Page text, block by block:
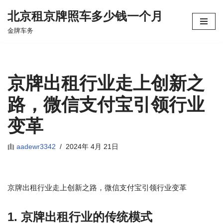
跳
北京租京牌照车多少钱一个月
金牌车务
京牌出租行业走上创新之
路，微信支付宝引领行业
变革
由 aadewr3342 2024年 4月 21日
京牌出租行业走上创新之路，微信支付宝引领行业变革
1. 京牌出租行业的传统模式